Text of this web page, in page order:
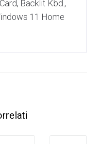
Backlit Kbd.,
11 Home